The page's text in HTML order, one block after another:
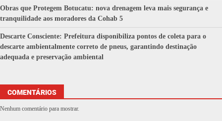
Obras que Protegem Botucatu: nova drenagem leva mais segurança e
tranquilidade aos moradores da Cohab 5
Descarte Consciente: Prefeitura disponibiliza pontos de coleta para o
descarte ambientalmente correto de pneus, garantindo destinação
adequada e preservação ambiental
COMENTÁRIOS
Nenhum comentário para mostrar.